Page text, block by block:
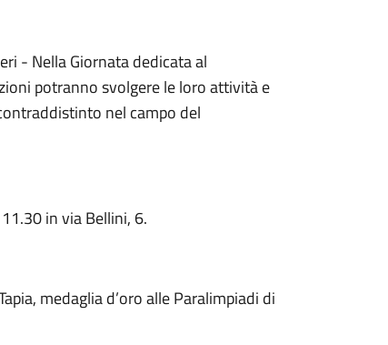
- Nella Giornata dedicata al
potranno svolgere le loro attività e
nel campo del
in via Bellini, 6.
medaglia d’oro alle Paralimpiadi di